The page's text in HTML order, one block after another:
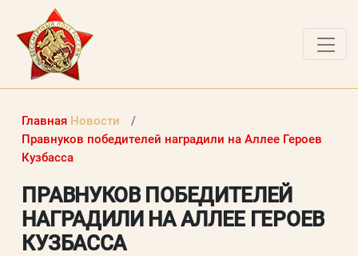
О ПРОЕКТЕ
РАБОТЫ ПОБЕДИТЕЛЕЙ
Главная Новости
Правнуков победителей наградили на Аллее Героев
Кузбасса
ПРАВНУКОВ ПОБЕДИТЕЛЕЙ
НАГРАДИЛИ НА АЛЛЕЕ ГЕРОЕВ
КУЗБАССА